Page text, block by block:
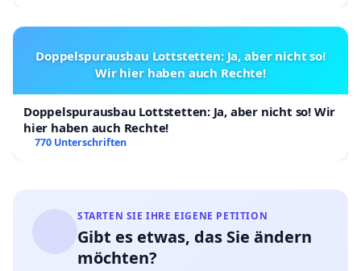
Doppelspurausbau Lottstetten: Ja, aber nicht so!
Wir hier haben auch Rechte!
Doppelspurausbau Lottstetten: Ja, aber nicht so! Wir
hier haben auch Rechte!
770 Unterschriften
STARTEN SIE IHRE EIGENE PETITION
Gibt es etwas, das Sie ändern
möchten?